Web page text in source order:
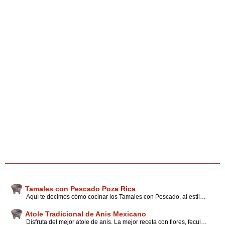
Tamales con Pescado Poza Rica
Atole Tradicional de Anis Mexicano